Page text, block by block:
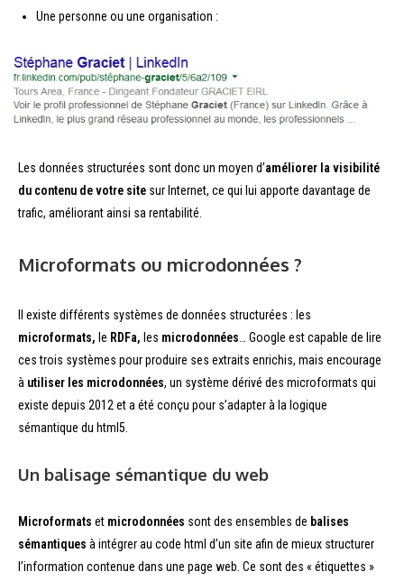
Une personne ou une organisation :
Les données structurées sont donc un moyen d’améliorer la visibilité
du contenu de votre site sur Internet, ce qui lui apporte davantage de
trafic, améliorant ainsi sa rentabilité.
Microformats ou microdonnées ?
Il existe différents systèmes de données structurées : les
microformats, le RDFa, les microdonnées … Google est capable de lire
ces trois systèmes pour produire ses extraits enrichis, mais encourage
à utiliser les microdonnées, un système dérivé des microformats qui
existe depuis 2012 et a été conçu pour s’adapter à la logique
sémantique du html5.
Un balisage sémantique du web
Microformats et microdonnées sont des ensembles de balises
sémantiques à intégrer au code html d’un site afin de mieux structurer
l’information contenue dans une page web. Ce sont des « étiquettes »